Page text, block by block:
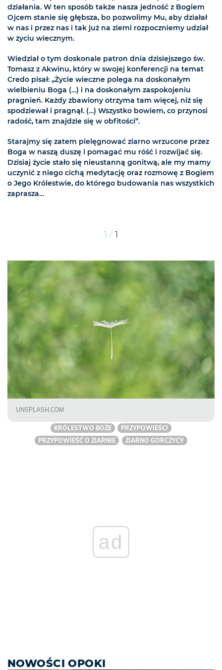
UNSPLASH.COM
działania. W ten sposób także nasza jedność z Bogiem
Ojcem stanie się głębsza, bo pozwolimy Mu, aby działał
w nas i przez nas i tak już na ziemi rozpoczniemy udział
w życiu wiecznym.
Wiedział o tym doskonale patron dnia dzisiejszego św.
Tomasz z Akwinu, który w swojej konferencji na temat
Credo pisał: „Życie wieczne polega na doskonałym
wielbieniu Boga (…) i na doskonałym zaspokojeniu
pragnień. Każdy zbawiony otrzyma tam więcej, niż się
spodziewał i pragnął. (…) Wszystko bowiem, co przynosi
radość, tam znajdzie się w obfitości”.
Starajmy się zatem pielęgnować ziarno wrzucone przez
Boga w naszą duszę i pomagać mu róść i rozwijać się.
Dzisiaj życie stało się nieustanną gonitwą, ale my mamy
uczynić z niego cichą medytację oraz rozmowę z Bogiem
o Jego Królestwie, do którego budowania nas wszystkich
zaprasza…
1 / 1
KRÓLESTWO BOŻE
PRZYPOWIEŚCI
PRZYPOWIEŚĆ O ZIARNIE
ZIARNO GORCZYCY
ad
NOWOŚCI OPOKI